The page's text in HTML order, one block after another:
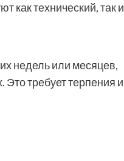
как технический, так и
недель или месяцев,
требует терпения и